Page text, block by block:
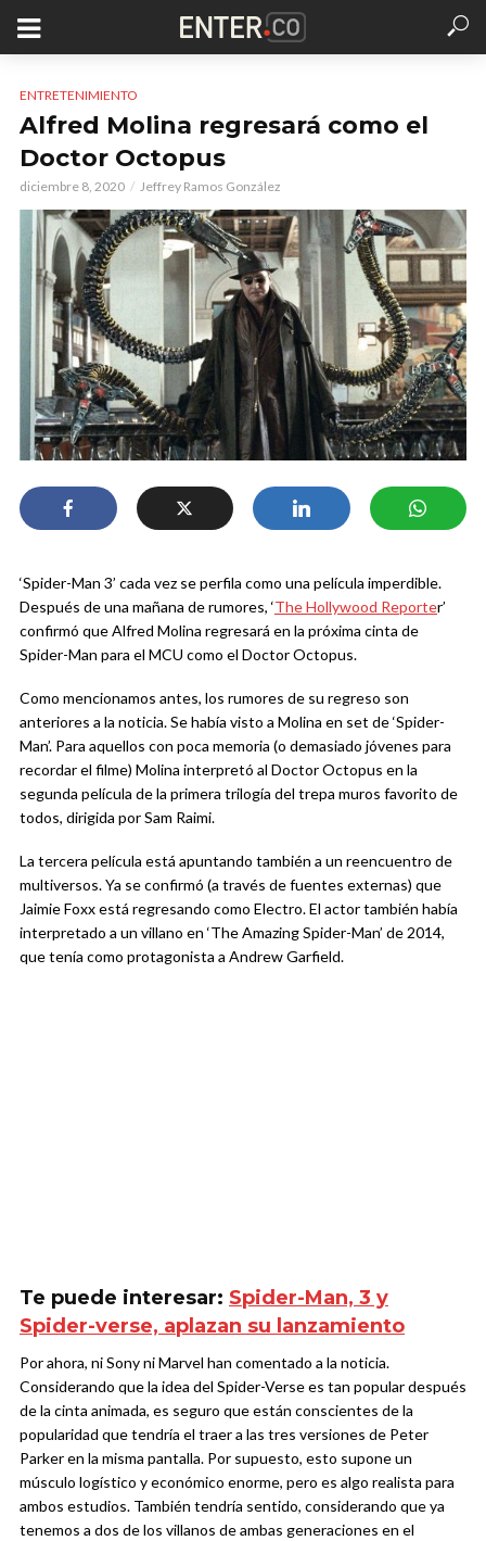
ENTRETENIMIENTO
Alfred Molina regresará como el
Doctor Octopus
diciembre 8, 2020 Jeffrey Ramos González
‘Spider-Man 3’ cada vez se perfila como una película imperdible.
Después de una mañana de rumores, ‘The Hollywood Reporter’
confirmó que Alfred Molina regresará en la próxima cinta de
Spider-Man para el MCU como el Doctor Octopus.
Como mencionamos antes, los rumores de su regreso son
anteriores a la noticia. Se había visto a Molina en set de ‘Spider-
Man’. Para aquellos con poca memoria (o demasiado jóvenes para
recordar el filme) Molina interpretó al Doctor Octopus en la
segunda película de la primera trilogía del trepa muros favorito de
todos, dirigida por Sam Raimi.
La tercera película está apuntando también a un reencuentro de
multiversos. Ya se confirmó (a través de fuentes externas) que
Jaimie Foxx está regresando como Electro. El actor también había
interpretado a un villano en ‘The Amazing Spider-Man’ de 2014,
que tenía como protagonista a Andrew Garfield.
Te puede interesar: Spider-Man, 3 y
Spider-verse, aplazan su lanzamiento
Por ahora, ni Sony ni Marvel han comentado a la noticia.
Considerando que la idea del Spider-Verse es tan popular después
de la cinta animada, es seguro que están conscientes de la
popularidad que tendría el traer a las tres versiones de Peter
Parker en la misma pantalla. Por supuesto, esto supone un
músculo logístico y económico enorme, pero es algo realista para
ambos estudios. También tendría sentido, considerando que ya
tenemos a dos de los villanos de ambas generaciones en el